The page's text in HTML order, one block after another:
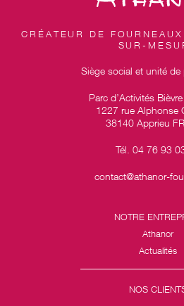
CRÉATEUR DE
SUR-
Siège social et unité
Parc d’Activités
1227 rue Alphonse
38140 Apprieu
Tél. 04 76 93
contact@athanor-
NOTRE
Athanor
Actualités
NOS